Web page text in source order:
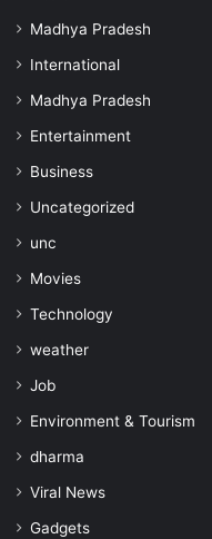
Madhya Pradesh
International
Madhya Pradesh
Entertainment
Business
Uncategorized
unc
Movies
Technology
weather
Job
Environment & Tourism
dharma
Viral News
Gadgets